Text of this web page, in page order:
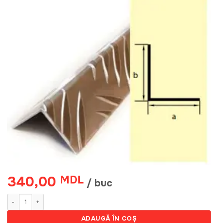
340,00 MDL / buc
ADAUGĂ ÎN COȘ